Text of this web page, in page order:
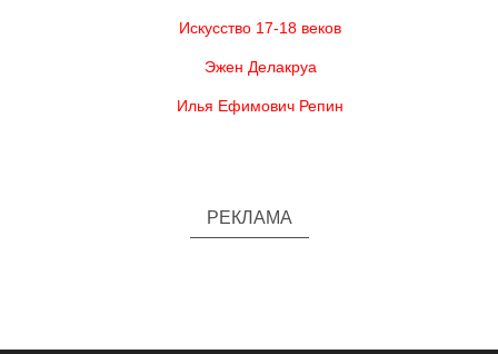
Искусство 17-18 веков
Эжен Делакруа
Илья Ефимович Репин
РЕКЛАМА